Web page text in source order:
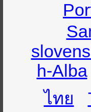
h-Alba
ไทย